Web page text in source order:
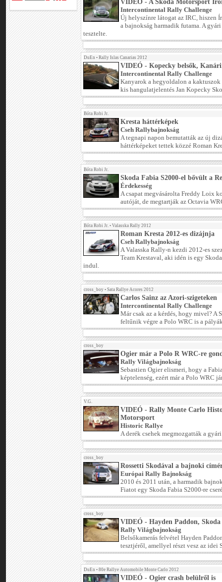
VIDEÓ - A Skoda Motorsport
Intercontinental Rally Challenge
Új helyszínre látogat az IRC, hiszen
a bajnokság harmadik futama. A
tesztelte.
DuEn • Rally Islas Canarias 2012
VIDEÓ - Kopecky belsők,
Intercontinental Rally Challenge
Kanyarok a hegyoldalon a
kis hangulatjelentés Jan Kopecky
Bóta Robi Jr.
Kresta háttérképek
Cseh Rallybajnokság
A tegnapi napon bemutatták az új
háttérképeket tettek közzé Roman
Bóta Robi Jr.
Skoda Fabia S2000-el bővült a
Érdekesség
A csapat megvásárolta Freddy Loix
autóját, de megtartják az Octavia
Bóta Robi Jr. • Valasska Rally 2012
Roman Kresta 2012-es dizájnja
Cseh Rallybajnokság
A Valasska Rally-n kezdi 2012-es
Team Krestaval, aki idén is egy
indul.
cross_boy • Sata Rallye Acores 2012
Carlos Sainz az Azori-szigeteken
Intercontinental Rally Challenge
Már csak az a kérdés, hogy mivel? A
feltűnik végre a Polo WRC is a
cross_boy
Ogier már a Polo R WRC-re
Rally Világbajnokság
Sebastien Ogier elismeri, hogy a
képtelenség, ezért már a Polo WRC
V.G.
VIDEÓ - Rally Monte Carlo
Motorsport
Historic Rallye
A derék csehek megmozgatták a
cross_boy
Rossetti Skodával a bajnoki
Európai Rally Bajnokság
2010 és 2011 után, a harmadik
Fiatot egy Skoda Fabia S2000-re
cross_boy
VIDEÓ - Hayden Paddon, Skoda
Rally Világbajnokság
Belsőkamerás felvétel Hayden
tesztjéről, amellyel részt vesz az idei
DuEn • 80e Rallye Automobile Monte Carlo 2012
VIDEÓ - Ogier crash belülről is